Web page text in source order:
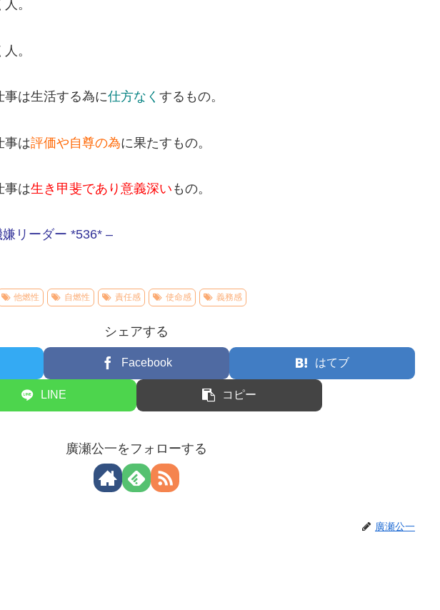
。
。
事は生活する為に仕方なく するもの。
事は評価や自尊の為に果たすもの。
事は生き甲斐であり意義深い もの。
リーダー *536* –
他燃性 自燃性 責任感 使命感 義務感
シェアする
Facebook はてブ
LINE コピー
廣瀬公一をフォローする
廣瀬公一